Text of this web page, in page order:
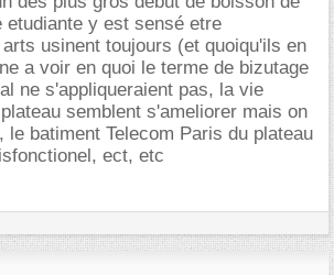
etudiante y est sensé etre
usinent toujours (et quoiqu'ils en
a voir en quoi le terme de bizutage
ne s'appliqueraient pas, la vie
semblent s'ameliorer mais on
le batiment Telecom Paris du plateau
ect, etc